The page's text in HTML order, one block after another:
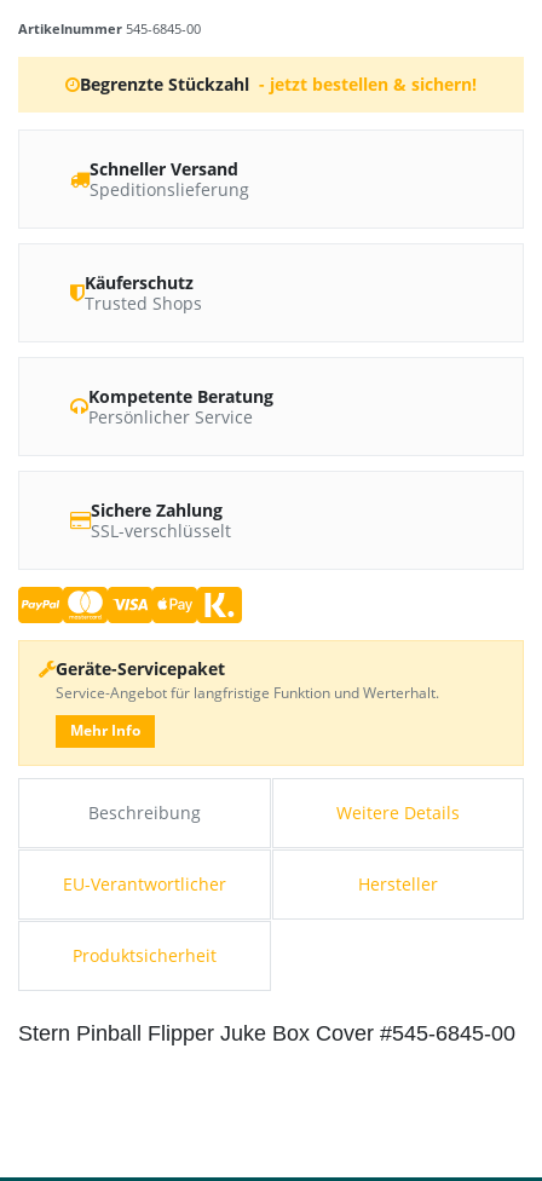
Beschreibung Weitere Details
EU-Verantwortlicher Hersteller
Produktsicherheit
Stern Pinball Flipper Juke Box Cover #545-6845-00
Artikelnummer 545-6845-00
Begrenzte Stückzahl - jetzt bestellen & sichern!
Schneller Versand
Speditionslieferung
Käuferschutz
Trusted Shops
Kompetente Beratung
Persönlicher Service
Sichere Zahlung
SSL-verschlüsselt
Geräte-Servicepaket
Service-Angebot für langfristige Funktion und Werterhalt.
Mehr Info